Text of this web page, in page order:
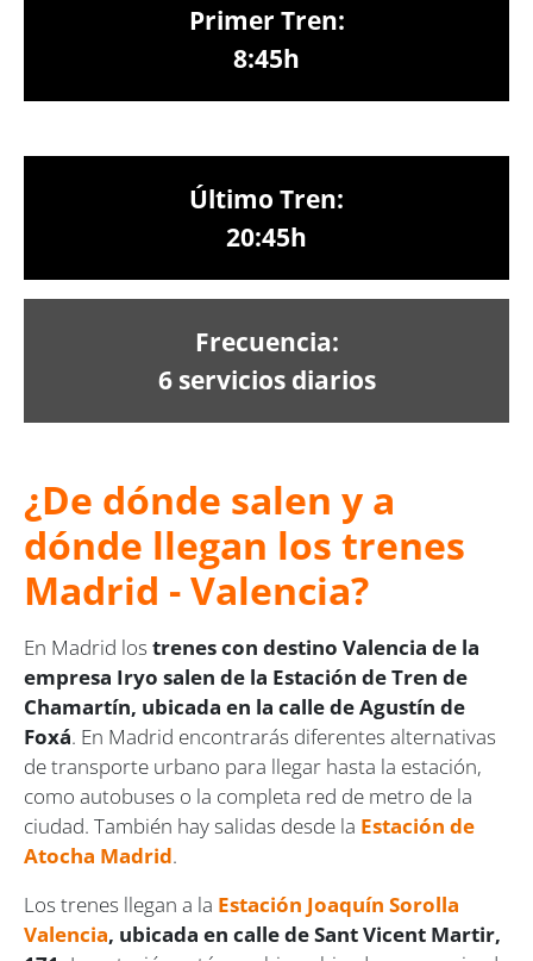
Primer Tren:
8:45h
Último Tren:
20:45h
Frecuencia:
6 servicios diarios
¿De dónde salen y a
dónde llegan los trenes
Madrid - Valencia?
En Madrid los trenes con destino Valencia de la
empresa Iryo salen de la Estación de Tren de
Chamartín, ubicada en la calle de Agustín de
Foxá. En Madrid encontrarás diferentes alternativas
de transporte urbano para llegar hasta la estación,
como autobuses o la completa red de metro de la
ciudad. También hay salidas desde la Estación de
Atocha Madrid.
Los trenes llegan a la Estación Joaquín Sorolla
Valencia, ubicada en calle de Sant Vicent Martir,